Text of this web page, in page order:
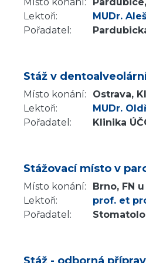
Lektoři:
MUDr.
Pořadatel:
Stáž v
Místo konání:
Ostrava,
Lektoři:
MUDr.
Pořadatel:
Klinika
Stážovací místo v
Místo konání:
Brno, FN
Lektoři:
prof. et
Pořadatel: